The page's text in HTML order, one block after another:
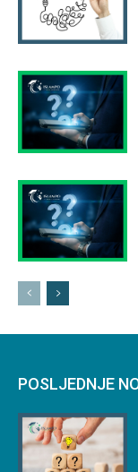
POSLJEDNJE